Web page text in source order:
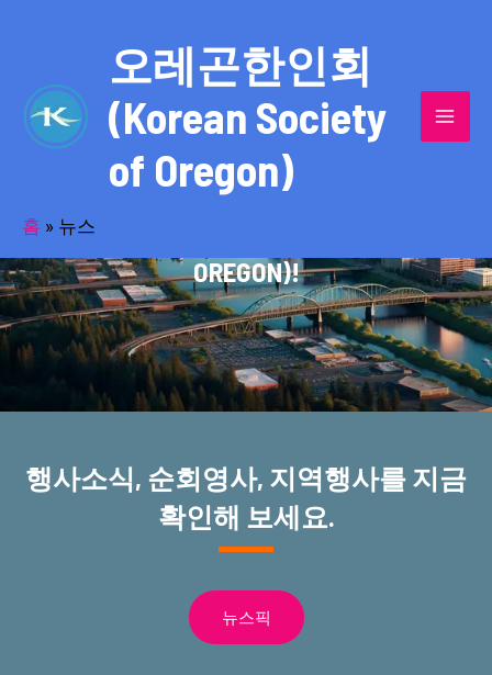
오레곤한인회
(Korean Society
of Oregon)
홈 » 뉴스
반세기의 세월을 품고 동포사회를 섬겨온
오레곤한인회(KOREAN SOCIETY OF
OREGON)!
행사소식, 순회영사, 지역행사를 지금
확인해 보세요.
뉴스픽